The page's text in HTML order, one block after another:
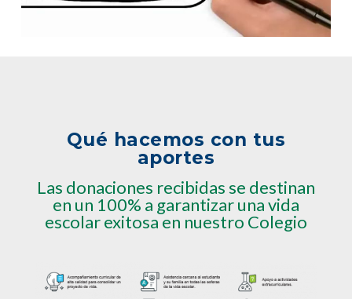
Qué hacemos con tus
aportes
Las donaciones recibidas se destinan
en un 100% a garantizar una vida
escolar exitosa en nuestro Colegio